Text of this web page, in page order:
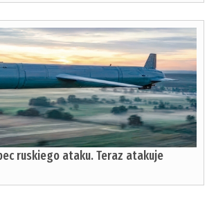
ruskiego ataku. Teraz atakuje